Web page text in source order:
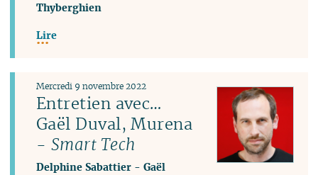
Thyberghien
Lire
Entretien avec…
Gaël Duval, Murena
- Smart Tech
Mercredi 9 novembre 2022
Delphine Sabattier -Gaël